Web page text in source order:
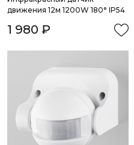
движения 12м 1200W 180° IP54
1 980 ₽